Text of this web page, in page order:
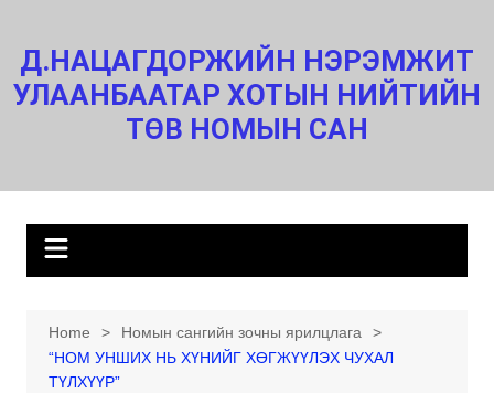
content
Д.НАЦАГДОРЖИЙН НЭРЭМЖИТ
УЛААНБААТАР ХОТЫН НИЙТИЙН
ТӨВ НОМЫН САН
Home
Номын сангийн зочны ярилцлага
“НОМ УНШИХ НЬ ХҮНИЙГ ХӨГЖҮҮЛЭХ ЧУХАЛ
ТҮЛХҮҮР”